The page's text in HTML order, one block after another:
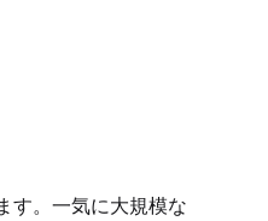
す。一気に大規模な